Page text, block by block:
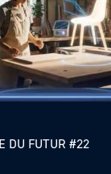
DU FUTUR #22